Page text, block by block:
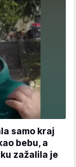
samo kraj
bebu, a
zažalila je